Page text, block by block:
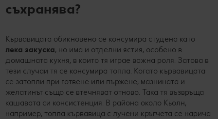
съхранява?
Кървавицата обикновено се консумира студена като
лека закуска, но има и отделни ястия, особено в
домашната кухня, в които тя играе важна роля. Затова в
тези случаи тя се консумира топла. Когато кървавицата
се затопли при готвене или пържене, мазнината и
желатинът също се втечняват отново. Така тя възвръща
кашавата си консистенция. В района около Кьолн,
например, топла кървавица с лучени кръгчета се нарича